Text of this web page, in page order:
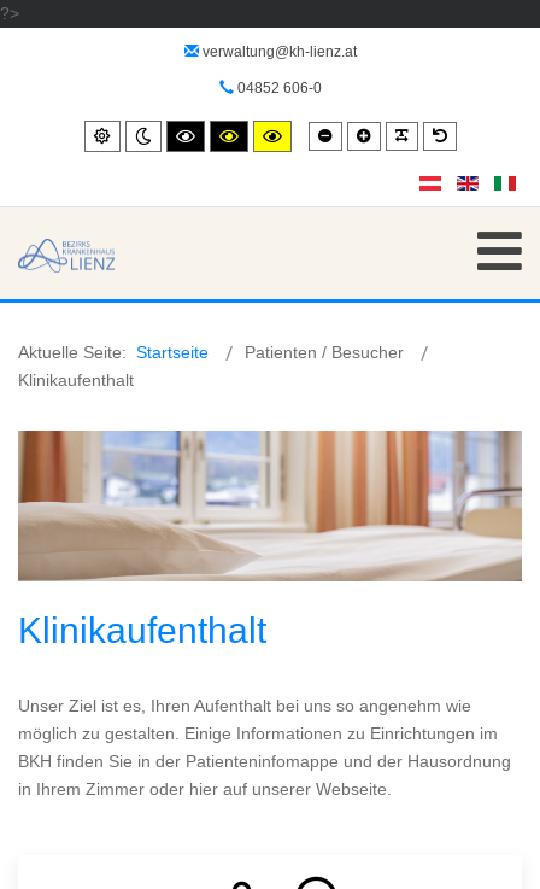
?>
verwaltung@kh-lienz.at
04852 606-0
Standard
Night
mode
High
contrast
High
contrast
High
contrast
Smaller
font
Larger
font
Default
font
Aktuelle Seite: Startseite
Patienten / Besucher
Klinikaufenthalt
Klinikaufenthalt
Unser Ziel ist es, Ihren Aufenthalt bei uns so angenehm wie
möglich zu gestalten. Einige Informationen zu Einrichtungen im
BKH finden Sie in der Patienteninfomappe und der Hausordnung
in Ihrem Zimmer oder hier auf unserer Webseite.